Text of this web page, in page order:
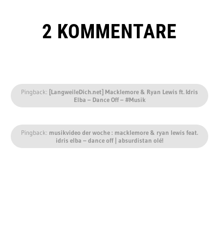
2 KOMMENTARE
Pingback: [LangweileDich.net] Macklemore & Ryan Lewis ft. Idris
Elba – Dance Off – #Musik
Pingback: musikvideo der woche : macklemore & ryan lewis feat.
idris elba – dance off | absurdistan olé!